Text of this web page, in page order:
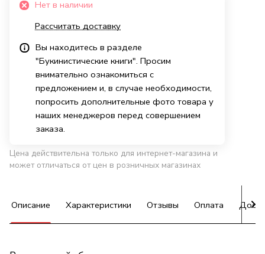
Нет в наличии
Рассчитать доставку
Вы находитесь в разделе
"Букинистические книги". Просим
внимательно ознакомиться с
предложением и, в случае необходимости,
попросить дополнительные фото товара у
наших менеджеров перед совершением
заказа.
Цена действительна только для интернет-магазина и
может отличаться от цен в розничных магазинах
Описание Характеристики Отзывы Оплата